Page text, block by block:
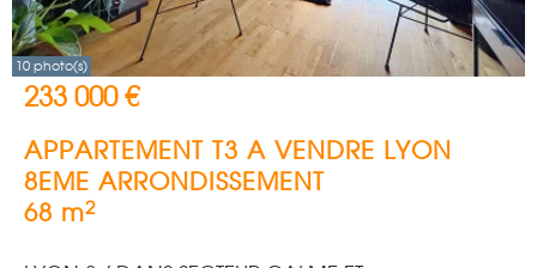
10 photo(s)
233 000 €
APPARTEMENT T3 A VENDRE LYON
8EME ARRONDISSEMENT
68 m2